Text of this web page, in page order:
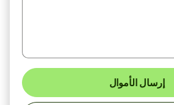
إرسال الأموال